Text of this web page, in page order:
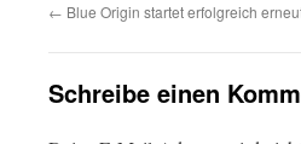
← Blue Origin startet erfolgreich
Schreibe einen